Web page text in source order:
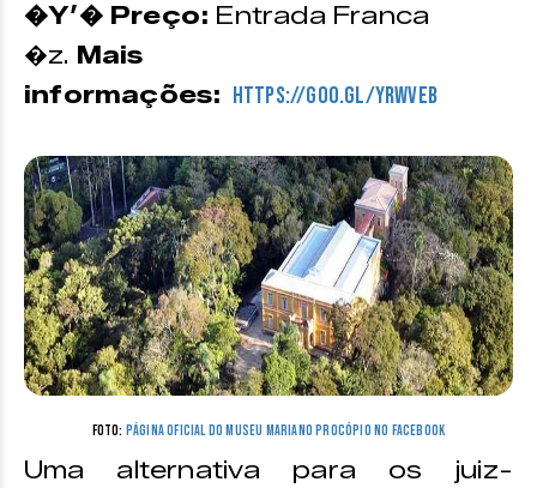
�Y’� Preço: Entrada Franca
�z. Mais
informações: https://goo.gl/YRwVeb
Foto: Página Oficial do Museu Mariano Procópio no Facebook
Uma alternativa para os juiz-